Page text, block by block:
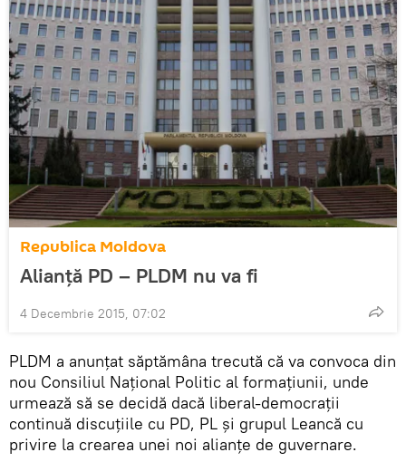
Republica Moldova
Alianţă PD – PLDM nu va fi
4 Decembrie 2015, 07:02
PLDM a anunţat săptămâna trecută că va convoca din
nou Consiliul Naţional Politic al formaţiunii, unde
urmează să se decidă dacă liberal-democraţii
continuă discuţiile cu PD, PL şi grupul Leancă cu
privire la crearea unei noi alianţe de guvernare.